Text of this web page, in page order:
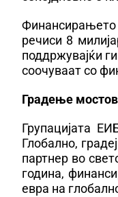
Финансирањето
речиси 8
поддржувајќи
соочуваат со
Градење
Групацијата
Глобално,
партнер во
година,
евра на